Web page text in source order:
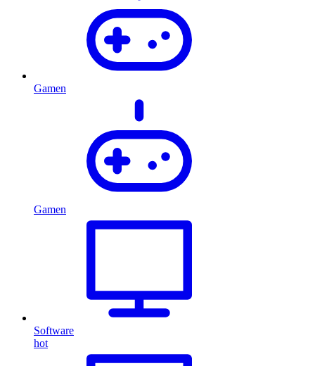
Gamen
Gamen
Software
hot